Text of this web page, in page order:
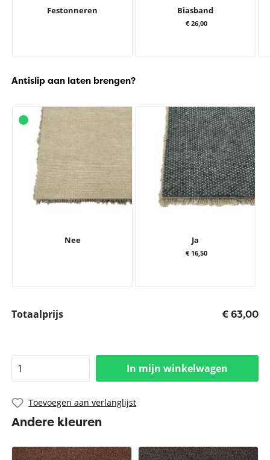
Festonneren Biasband
€ 26,00
Antislip aan laten brengen?
Nee Ja
€ 16,50
Totaalprijs € 63,00
In mijn winkelwagen
Toevoegen aan verlanglijst
Andere kleuren